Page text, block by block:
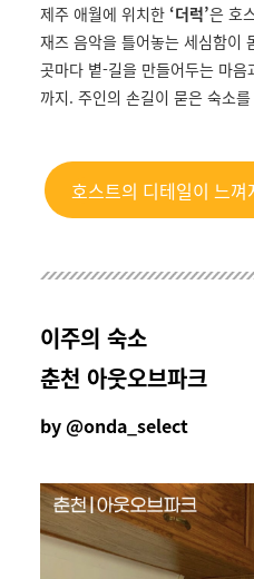
제주 애월에 위치한 ‘더럭’은 호
재즈 음악을 틀어놓는 세심함이
곳마다 볕-길을 만들어두는 마
까지. 주인의 손길이 묻은 숙소
호스트의 디테일이 느
이주의 숙소
춘천 아웃오브파크
by @onda_select